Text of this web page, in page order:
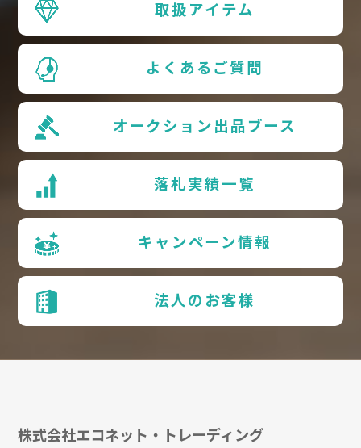
取扱アイテム
よくあるご質問
オークション出品ブース
落札実績一覧
キャンペーン情報
法人のお客様
株式会社エコネット・トレーディング